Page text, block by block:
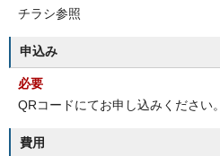
チラシ参照
申込み
必要
QRコードにてお申し込みください。
費用